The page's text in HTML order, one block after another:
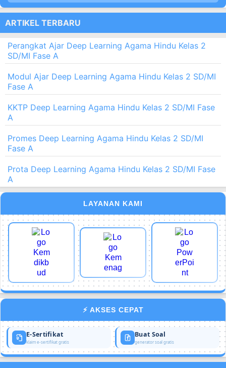
ARTIKEL TERBARU
Perangkat Ajar Deep Learning Agama Hindu Kelas 2
SD/MI Fase A
Modul Ajar Deep Learning Agama Hindu Kelas 2 SD/MI
Fase A
KKTP Deep Learning Agama Hindu Kelas 2 SD/MI Fase
A
Promes Deep Learning Agama Hindu Kelas 2 SD/MI
Fase A
Prota Deep Learning Agama Hindu Kelas 2 SD/MI Fase
A
LAYANAN KAMI
⚡ AKSES CEPAT
E-Sertifikat
klaim e-sertifikat gratis
Buat Soal
generator soal gratis